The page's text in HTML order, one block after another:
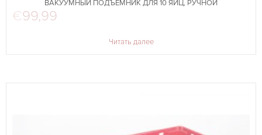
ВАКУУМНЫЙ ПОДЪЕМНИК ДЛЯ 10 ЯИЦ, РУЧНОЙ
€99,99
Читать далее